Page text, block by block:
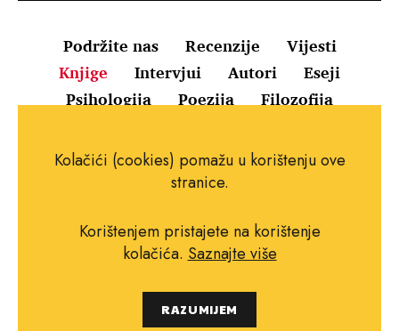
Podržite nas Recenzije
Vijesti
Knjige
Intervjui Autori
Eseji
Psihologija
Poezija Filozofija
Uvjeti korištenja
Pravila o kolačićima
Impressum
Copyright © 2010.-2021. najboljeknjige.com.
Kolačići (cookies) pomažu u korištenju ove
stranice.
Korištenjem pristajete na korištenje
kolačića. Saznajte više
RAZUMIJEM